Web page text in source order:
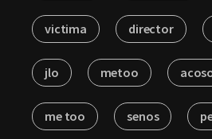
victima director
jlo metoo
me too senos